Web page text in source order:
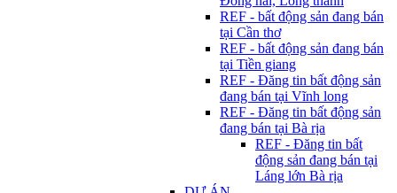
REF - bất động sản đang bán
tại Cần thơ
REF - bất động sản đang bán
tại Tiền giang
REF - Đăng tin bất động sản
đang bán tại Vĩnh long
REF - Đăng tin bất động sản
đang bán tại Bà rịa
REF - Đăng tin bất
động sản đang bán tại
Láng lớn Bà rịa